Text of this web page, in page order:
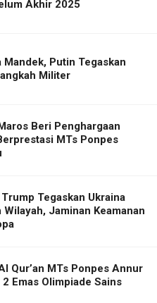
Akhir 2025
Mandek, Putin Tegaskan
Militer
Beri Penghargaan
MTs Ponpes
Trump Tegaskan Ukraina
Jaminan Keamanan
Qur’an MTs Ponpes Annur
Emas Olimpiade Sains